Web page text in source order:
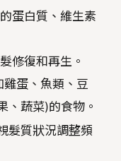
蛋白質、維生素
修復和再生。
蛋、魚類、豆
、蔬菜)的食物。
髮質狀況調整頻